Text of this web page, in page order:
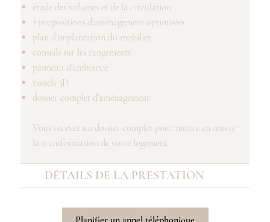
étude des volumes et de la circulation
2 propositions d’aménagement optimisées
plan d’implantation du mobilier
conseils sur les rangements
panneau d’ambiance
visuels 3D
dossier complet d’aménagement
Vous recevez un dossier complet pour mettre en œuvre
la transformation de votre logement.
DÉTAILS DE LA PRESTATION